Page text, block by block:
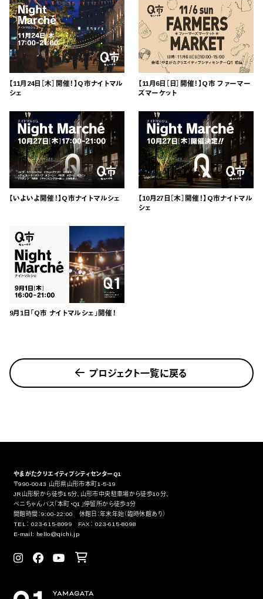
【11月24日［木］開催！】Q市ナイトマル
シェ
【11月6日［日］開催！】Q市 ファーマー
ズマーケット
【いよいよ開催！】Q市ナイトマルシェ
【10月27日［木］開催！】Q市ナイトマル
シェ
9月1日「Q市 ナイトマルシェ」開催！
プロジェクト一覧に戻る
やまがたクリエイティブシティセンターQ1
〒990-0043 山形県山形市本町1-5-19
JR山形駅から徒歩15分、山形市中央駐車場から徒歩10分、
ベニちゃんバス「本町・Q1」停留所から徒歩3分
開館時間：9:00-22:00 休館日：年末年始（臨時休館あり）
TEL： 023-615-8099 FAX： 023-615-8098
E-mail: hello@qichi.jp